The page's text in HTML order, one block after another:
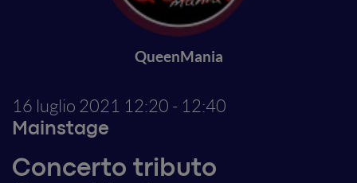
QueenMania
16 luglio 2021 12:20 - 12:40
Mainstage
Concerto tributo